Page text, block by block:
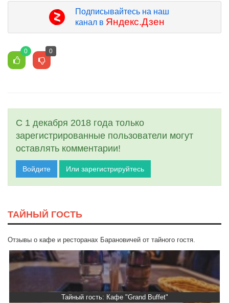
Подписывайтесь на наш
канал в Яндекс.Дзен
0 0
С 1 декабря 2018 года только
зарегистрированные пользователи могут
оставлять комментарии!
Войдите Или зарегистрируйтесь
ТАЙНЫЙ ГОСТЬ
Отзывы о кафе и ресторанах Барановичей от тайного гостя.
Тайный гость: Кафе "Grand Buffet"